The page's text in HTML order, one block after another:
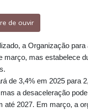
da oposição iniciam
do meia-atacante
de ouvir
a Organização
março, mas estabelece
de 3,4% em 2025 para
a desaceleração
até 2027. Em março, a